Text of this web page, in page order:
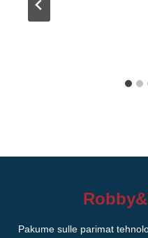
Pakume sulle parimat